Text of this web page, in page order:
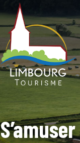
S’amuser